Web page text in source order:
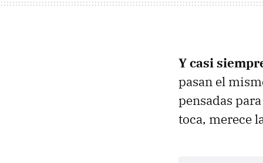
Y casi
pasan el
pensadas
toca, merece